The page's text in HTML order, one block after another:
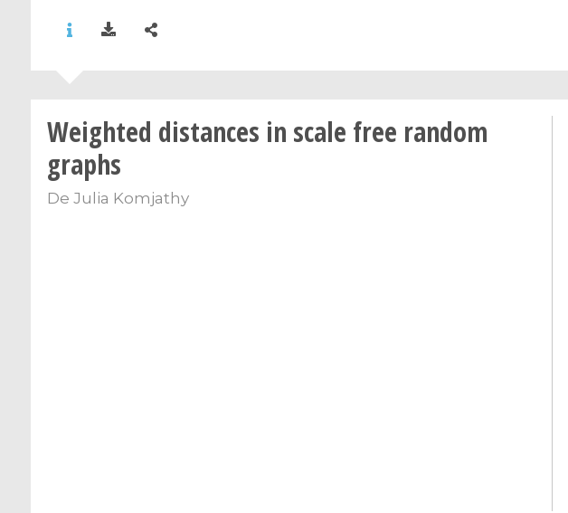
Weighted distances in scale free random
graphs
De Julia Komjathy